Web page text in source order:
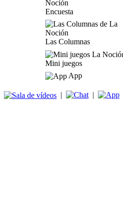
Encuesta
Las Columnas
Mini juegos
App
| |